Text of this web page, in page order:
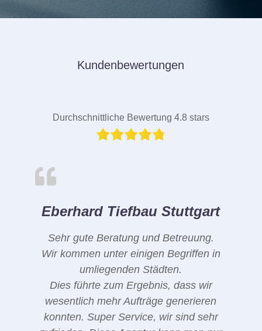
Kundenbewertungen
Durchschnittliche Bewertung 4.8 stars
Eberhard Tiefbau Stuttgart
Sehr gute Beratung und Betreuung.
Wir kommen unter einigen Begriffen in
umliegenden Städten.
Dies führte zum Ergebnis, dass wir
wesentlich mehr Aufträge generieren
konnten. Super Service, wir sind sehr